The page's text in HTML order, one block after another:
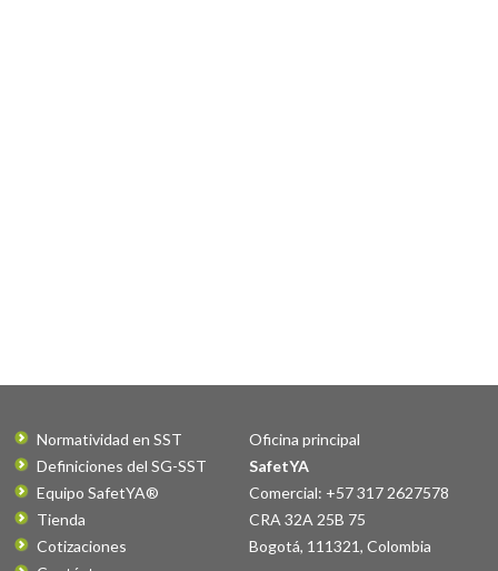
Normatividad en SST
Definiciones del SG-SST
Equipo SafetYA®
Tienda
Cotizaciones
Oficina principal
SafetYA
Comercial: +57 317 2627578
CRA 32A 25B 75
Bogotá, 111321, Colombia